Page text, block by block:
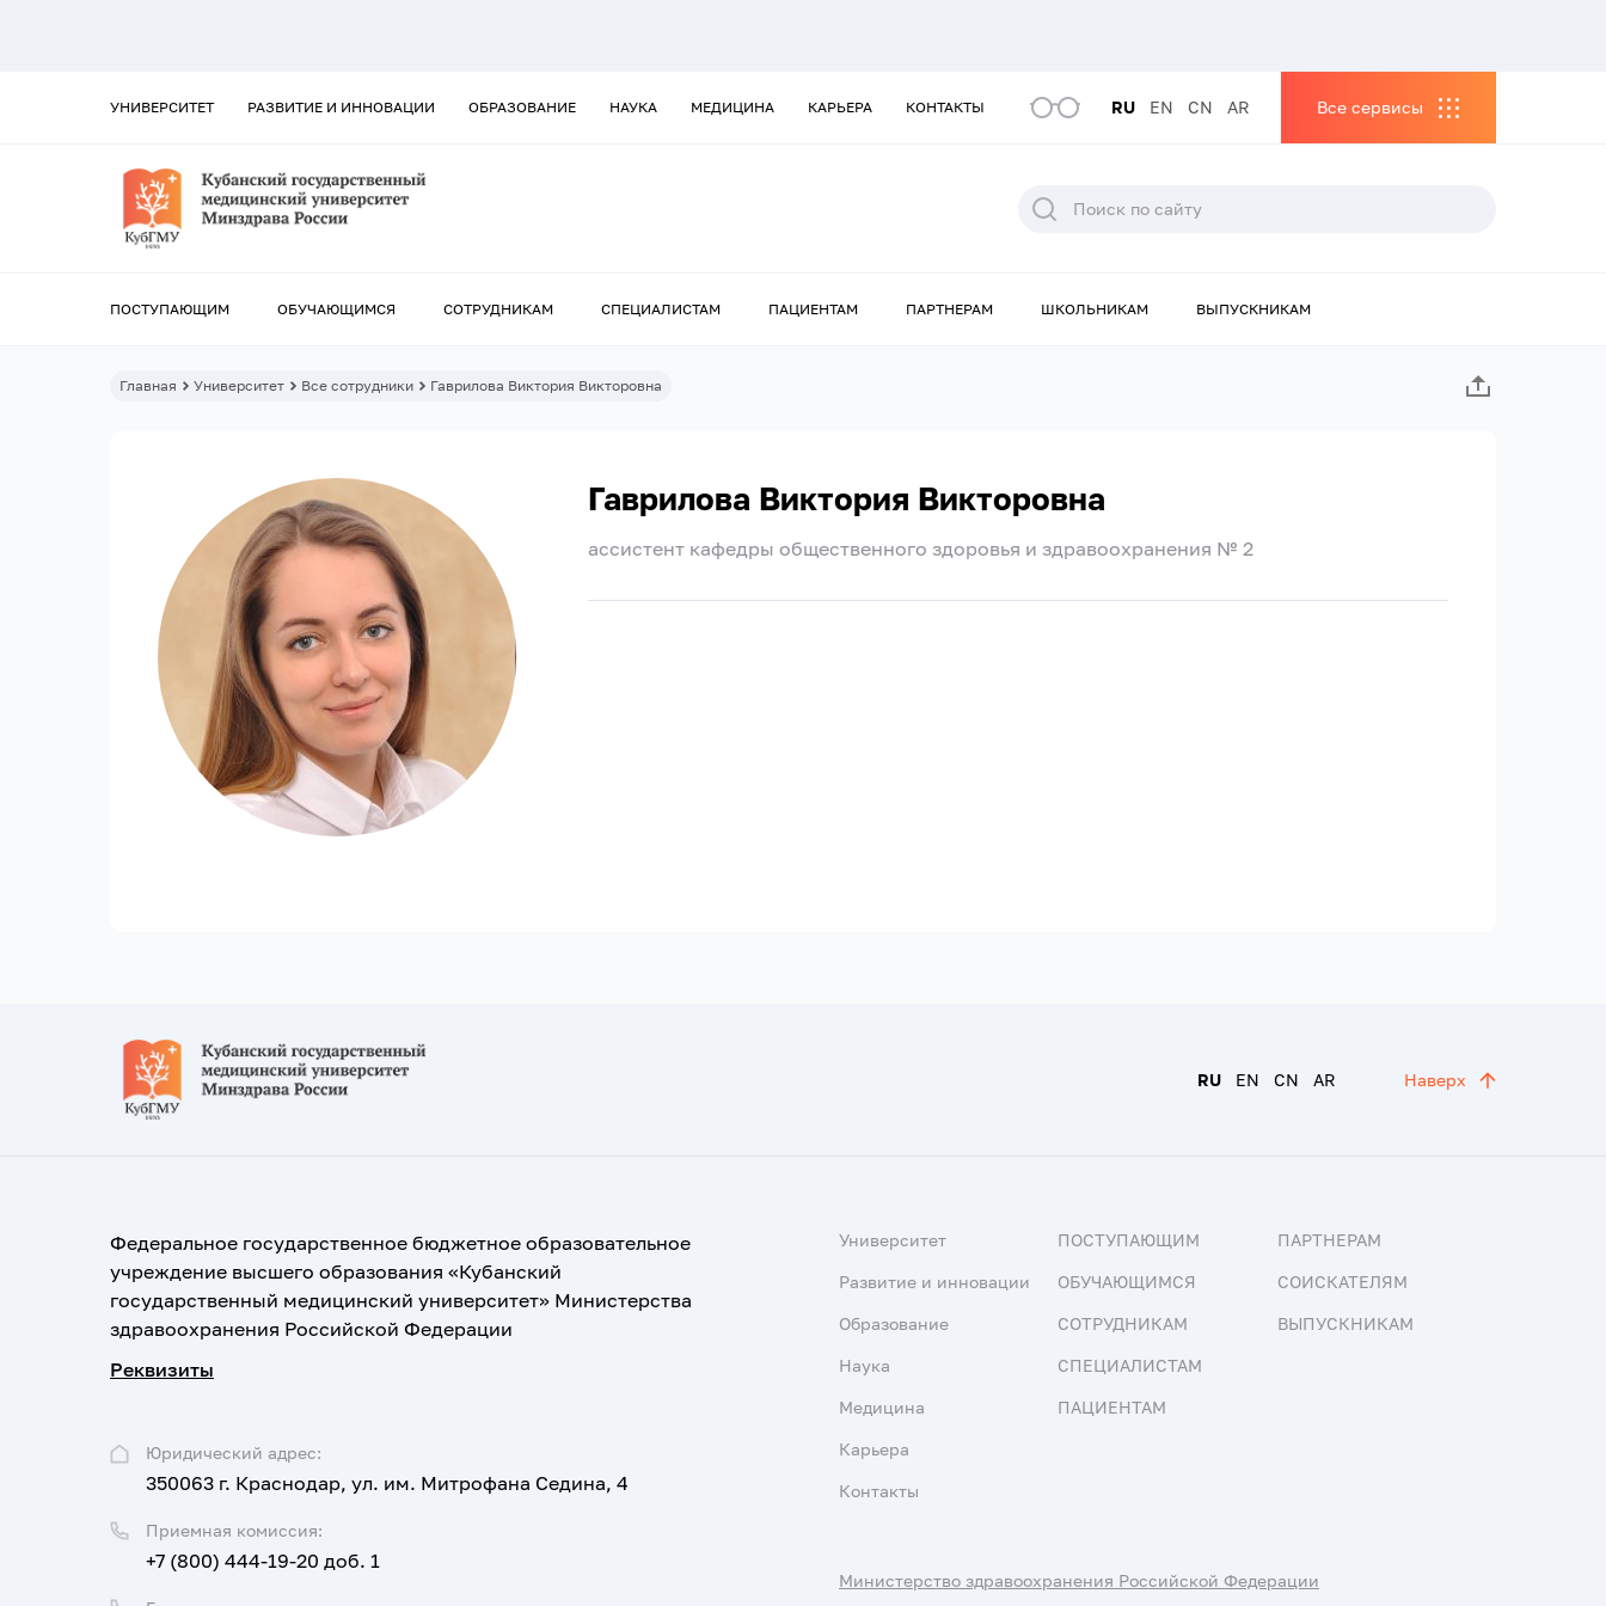
УНИВЕРСИТЕТ РАЗВИТИЕ И ИННОВАЦИИ ОБРАЗОВАНИЕ НАУКА МЕДИЦИНА КАРЬЕРА КОНТАКТЫ RU EN CN AR Все сервисы
ПОСТУПАЮЩИМ ОБУЧАЮЩИМСЯ СОТРУДНИКАМ СПЕЦИАЛИСТАМ ПАЦИЕНТАМ ПАРТНЕРАМ ШКОЛЬНИКАМ ВЫПУСКНИКАМ
Главная Университет Все сотрудники Гаврилова Виктория Викторовна
Гаврилова Виктория Викторовна
ассистент кафедры общественного здоровья и здравоохранения № 2
RU EN CN AR Наверх
Федеральное государственное бюджетное образовательное
учреждение высшего образования «Кубанский
государственный медицинский университет» Министерства
здравоохранения Российской Федерации
Реквизиты
Юридический адрес:
350063 г. Краснодар, ул. им. Митрофана Седина, 4
Приемная комиссия:
+7 (800) 444-19-20 доб. 1
Университет
Развитие и инновации
Образование
Наука
Медицина
Карьера
Контакты
ПОСТУПАЮЩИМ
ОБУЧАЮЩИМСЯ
СОТРУДНИКАМ
СПЕЦИАЛИСТАМ
ПАЦИЕНТАМ
ПАРТНЕРАМ
СОИСКАТЕЛЯМ
ВЫПУСКНИКАМ
Министерство здравоохранения Российской Федерации